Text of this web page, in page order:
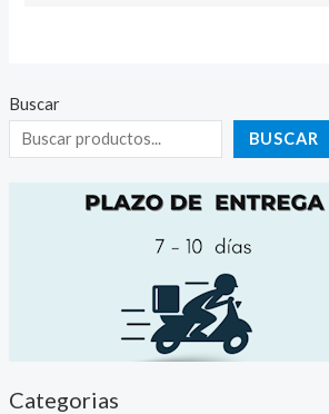
Buscar
BUSCAR
Categorias